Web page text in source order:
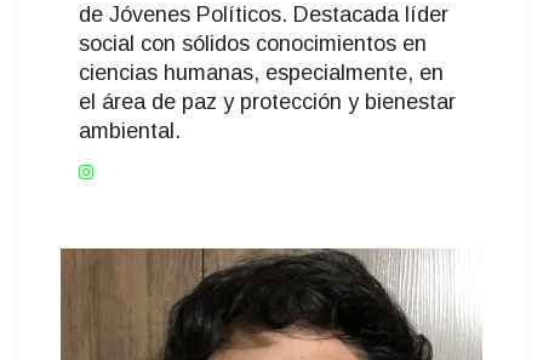
de Jóvenes Políticos. Destacada líder
social con sólidos conocimientos en
ciencias humanas, especialmente, en
el área de paz y protección y bienestar
ambiental.